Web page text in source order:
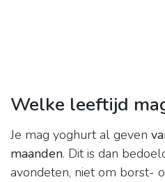
Welke leeftijd
Je mag yoghurt al geven
maanden. Dit is dan
avondeten, niet om borst-